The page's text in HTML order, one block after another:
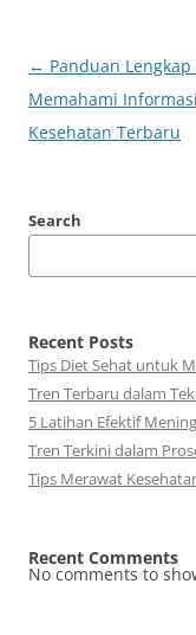
Post
navigation
← Panduan
Memahami Informasi
Kesehatan Terbaru
Search
Recent Posts
Tips Diet Sehat untuk
Tren Terbaru dalam
5 Latihan Efektif
Tren Terkini dalam
Tips Merawat
Recent Comments
No comments to